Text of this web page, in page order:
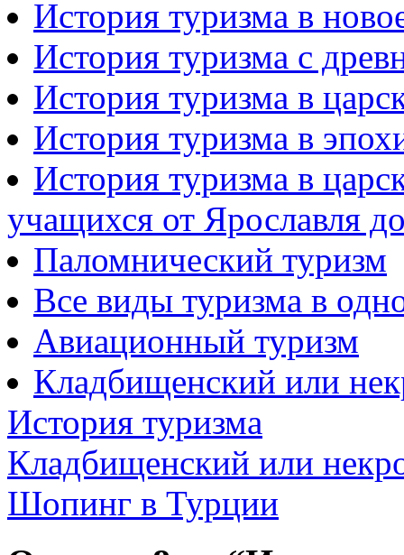
История туризма в
История туризма с
История туризма в
История туризма в
История туризма в
учащихся от Ярославля
Паломнический туризм
Все виды туризма в
Авиационный туризм
Кладбищенский или
История туризма
Кладбищенский или
Шопинг в Турции